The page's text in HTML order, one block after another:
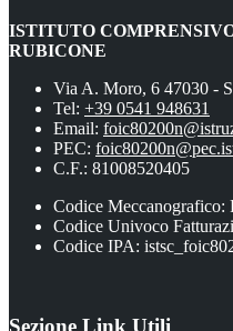
ISTITUTO
RUBICONE
Via A. Moro, 6 47030 -
Tel: +39 0541 948631
Email:
PEC:
C.F.: 81008520405
Codice Meccanografico:
Codice Univoco
Codice IPA:
Sezione Link Utili